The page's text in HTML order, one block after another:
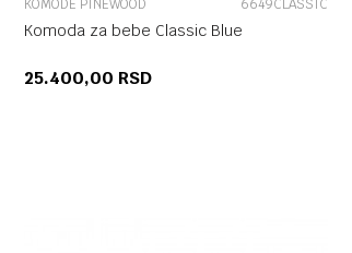
KOMODE PINEWOOD 6649CLASSIC
Komoda za bebe Classic Blue
25.400,00 RSD